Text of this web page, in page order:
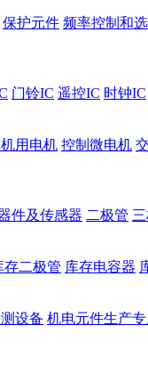
保护元件 频率控制和
门铃IC 遥控IC 时钟IC
用电机 控制微电机
件及传感器 二极管
存二极管 库存电容器
设备 机电元件生产